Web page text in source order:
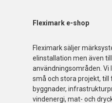
Fleximark e-shop
Fleximark säljer
elinstallation men även
användningsområden. Vi
små och stora projekt, till
byggnader,
vindenergi, mat- och